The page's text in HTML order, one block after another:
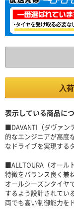
入
表示している商品に
■DAVANTI（ダヴァン
的なエンジニアが高度
なドライブを実現する
■ALLTOURA（オール
特徴をバランス良く兼
オールシーズンタイヤ
するよう設計されてい
両でも高い制御能力を